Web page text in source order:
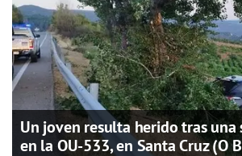
Un joven resulta herido tras una
en la OU-533, en Santa Cruz (O